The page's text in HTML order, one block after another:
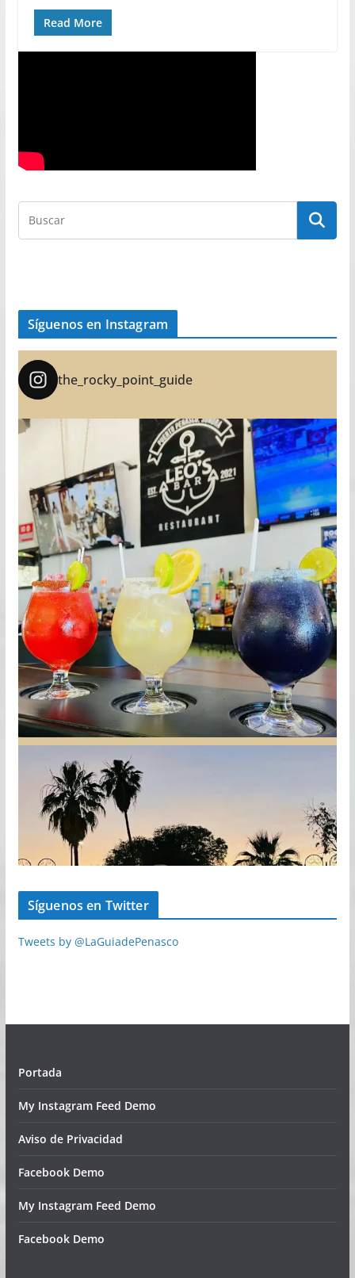
Read More
Síguenos en Instagram
the_rocky_point_guide
Síguenos en Twitter
Tweets by @LaGuiadePenasco
Portada
My Instagram Feed Demo
Aviso de Privacidad
Facebook Demo
My Instagram Feed Demo
Facebook Demo